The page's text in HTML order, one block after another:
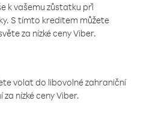
k vašemu zůstatku při
S tímto kreditem můžete
za nízké ceny Viber.
volat do libovolné zahraniční
nízké ceny Viber.